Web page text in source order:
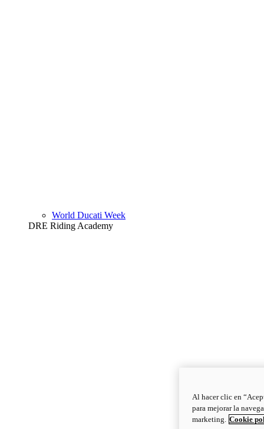
World Ducati Week
DRE Riding Academy
Al hacer clic en
para mejorar la
marketing. Cookie